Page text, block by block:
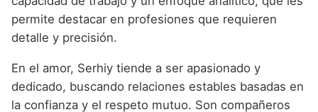
permite destacar en profesiones que requieren
detalle y precisión.
En el amor, Serhiy tiende a ser apasionado y
dedicado, buscando relaciones estables basadas en
la confianza y el respeto mutuo. Son compañeros